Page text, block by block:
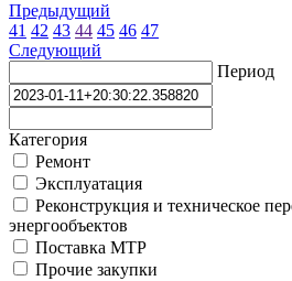
Предыдущий
41 42 43 44 45 46 47
Следующий
Период
Категория
Ремонт
Эксплуатация
Реконструкция и техническое
энергообъектов
Поставка МТР
Прочие закупки